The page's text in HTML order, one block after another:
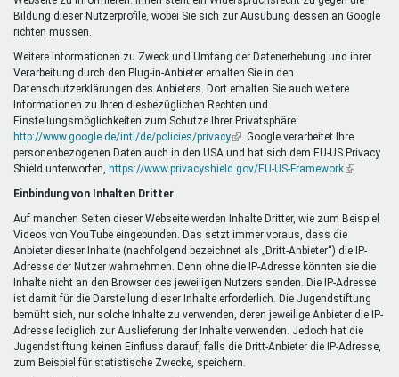
Bildung dieser Nutzerprofile, wobei Sie sich zur Ausübung dessen an Google
richten müssen.
Weitere Informationen zu Zweck und Umfang der Datenerhebung und ihrer
Verarbeitung durch den Plug-in-Anbieter erhalten Sie in den
Datenschutzerklärungen des Anbieters. Dort erhalten Sie auch weitere
Informationen zu Ihren diesbezüglichen Rechten und
Einstellungsmöglichkeiten zum Schutze Ihrer Privatsphäre:
http://www.google.de/intl/de/policies/privacy(Link
ist
extern)
. Google verarbeitet Ihre
personenbezogenen Daten auch in den USA und hat sich dem EU-US Privacy
Shield unterworfen,
https://www.privacyshield.gov/EU-US-Framework(Link
Einbindung von Inhalten Dritter
Auf manchen Seiten dieser Webseite werden Inhalte Dritter, wie zum Beispiel
Videos von YouTube eingebunden. Das setzt immer voraus, dass die
Anbieter dieser Inhalte (nachfolgend bezeichnet als „Dritt-Anbieter“) die IP-
Adresse der Nutzer wahrnehmen. Denn ohne die IP-Adresse könnten sie die
Inhalte nicht an den Browser des jeweiligen Nutzers senden. Die IP-Adresse
ist damit für die Darstellung dieser Inhalte erforderlich. Die Jugendstiftung
bemüht sich, nur solche Inhalte zu verwenden, deren jeweilige Anbieter die IP-
Adresse lediglich zur Auslieferung der Inhalte verwenden. Jedoch hat die
Jugendstiftung keinen Einfluss darauf, falls die Dritt-Anbieter die IP-Adresse,
zum Beispiel für statistische Zwecke, speichern.